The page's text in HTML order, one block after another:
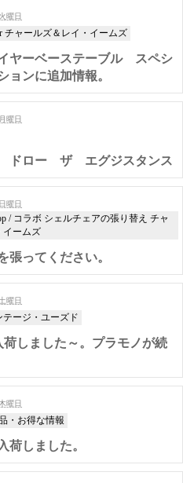
曜日
チャールズ＆レイ・イームズ
ヤーベーステーブル スペシ
ョンに追加情報。
曜日
ドロー ザ エグジスタンス
曜日
/ コラボ シェルチェアの張り替え チャ
イームズ
張ってください。
曜日
テージ・ユーズド
しました～。プラモノが続
曜日
・お得な情報
荷しました。